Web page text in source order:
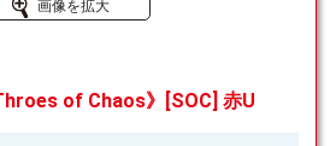
画像を拡大
of Chaos》[SOC] 赤U